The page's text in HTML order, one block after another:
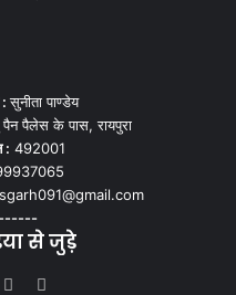
:सुनीता पाण्डेय
पैन पैलेस के पास, रायपुरा
: 492001
से जुड़े
YouTubeInstagram
WhatsApp